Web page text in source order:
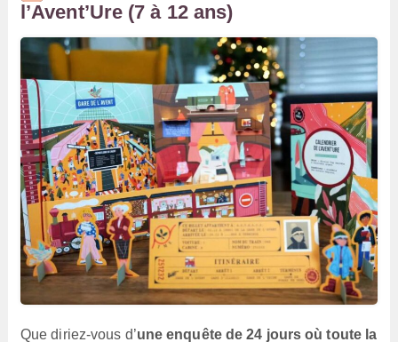
l’Avent’Ure (7 à 12 ans)
Que diriez-vous d’une enquête de 24 jours où toute la